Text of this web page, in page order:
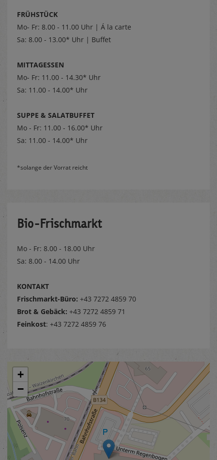
FRÜHSTÜCK
Mo- Fr: 8.00 - 11.00 Uhr | Á la carte
Sa: 8.00 - 13.00* Uhr | Buffet
MITTAGESSEN
Mo- Fr: 11.00 - 14.30* Uhr
Sa: 11.00 - 14.00* Uhr
SUPPE & SALATBUFFET
Mo - Fr: 11.00 - 16.00* Uhr
Sa: 11.00 - 14.00* Uhr
*solange der Vorrat reicht
Bio-Frischmarkt
Mo - Fr: 8.00 - 18.00 Uhr
Sa: 8.00 - 14.00 Uhr
KONTAKT
Frischmarkt-Büro: +43 7272 4859 70
Brot & Gebäck: +43 7272 4859 71
Feinkost: +43 7272 4859 76
+
−